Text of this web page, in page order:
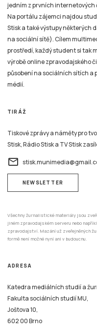
jedním z prvních internetových
Na portálu zájemci najdou
Stisk a také výstupy některých
na sociální sítě). Cílem
prostředí, každý student si tak
výrobě online zpravodajského
působení na sociálních sítích a
médií.
TIRÁŽ
Tiskové zprávy a náměty pro
Stisk, Rádio Stisk a TV Stisk
email
NEWSLETTER
Všechny žurnalistické materiály jsou
jiném zpravodajském serveru nebo
zpravodajství. Mazání už zveřejněných
formě není možné nyní ani v budoucnu.
ADRESA
Katedra mediálních studií a
Fakulta sociálních studií MU,
Joštova 10,
602 00 Brno